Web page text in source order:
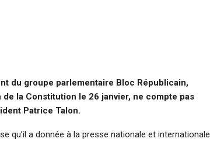
du groupe parlementaire Bloc Républicain,
la Constitution le 26 janvier, ne compte pas
Patrice Talon.
qu’il a donnée à la presse nationale et internationale